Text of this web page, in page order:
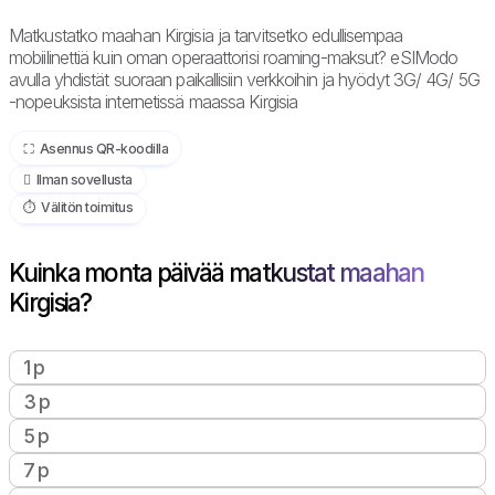
Matkustatko maahan Kirgisia ja tarvitsetko edullisempaa
mobiilinettiä kuin oman operaattorisi roaming-maksut? eSIModo
avulla yhdistät suoraan paikallisiin verkkoihin ja hyödyt 3G/ 4G/ 5G
-nopeuksista internetissä maassa Kirgisia
⛶️️ Asennus QR-koodilla
️ Ilman sovellusta
⏱️️ Välitön toimitus
Kuinka monta päivää matkustat maahan
Kirgisia?
1 p
3 p
5 p
7 p